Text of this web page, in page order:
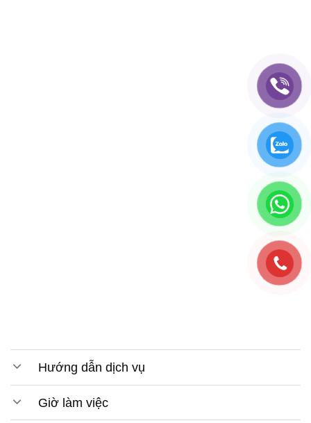
Hướng dẫn dịch vụ
Giờ làm việc